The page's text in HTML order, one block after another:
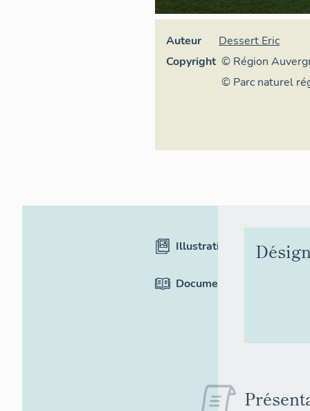
Auteur
Dessert Eric
Copyright © Région
Alpes, Inventaire
© Parc naturel
Illustrations
Documentation